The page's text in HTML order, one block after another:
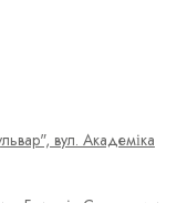
вул. Академіка